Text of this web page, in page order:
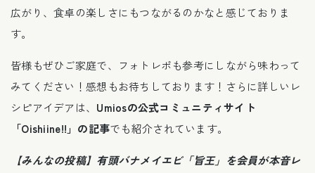
広がり、食卓の楽しさにもつながるのかなと感じておりま
す。
皆様もぜひご家庭で、フォトレポも参考にしながら味わって
みてください！感想もお待ちしております！さらに詳しいレ
シピアイデアは、 Umiosの公式コミュニティサイト
「Oishiine!!」の記事でも紹介されています。
【みんなの投稿】有頭バナメイエビ「旨王」を会員が本音レ